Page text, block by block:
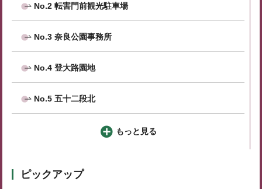
No.2 転害門前観光駐車場
No.3 奈良公園事務所
No.4 登大路園地
No.5 五十二段北
もっと見る
ピックアップ